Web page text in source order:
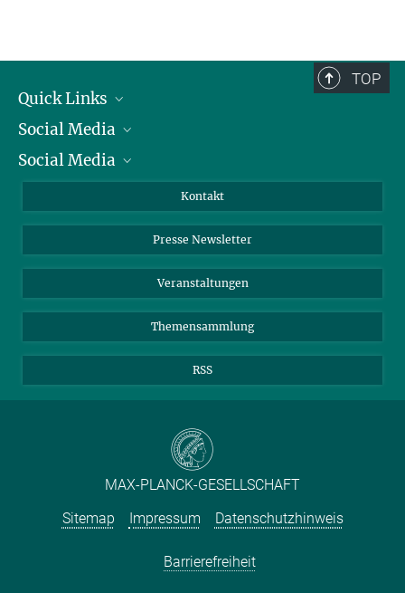
1. JANUAR 2024
Die Satzung der Max-Planck-Gesellschaft regelt alle Aufgaben und
Befugnisse der jeweiligen Organe und Gremien.
TOP
Quick Links
Präsident
Zahlen und Fakten
Meldestelle Fehlverhalten
Social Media
Bluesky
Social Media
YouTube
Kontakt
Presse Newsletter
Veranstaltungen
Themensammlung
RSS
MAX-PLANCK-GESELLSCHAFT
Sitemap
Impressum Datenschutzhinweis
Barrierefreiheit